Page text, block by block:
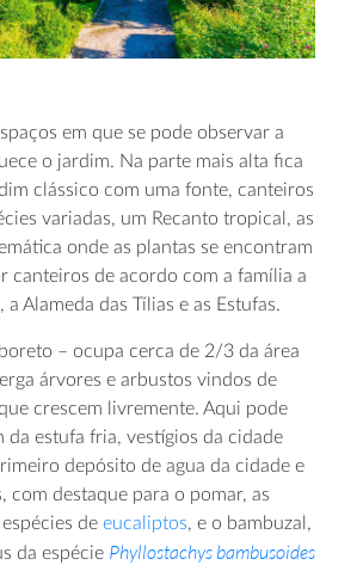
em que se pode observar a
o jardim. Na parte mais alta fica
clássico com uma fonte, canteiros
variadas, um Recanto tropical, as
onde as plantas se encontram
canteiros de acordo com a família a
Alameda das Tílias e as Estufas.
– ocupa cerca de 2/3 da área
árvores e arbustos vindos de
crescem livremente. Aqui pode
da estufa fria, vestígios da cidade
depósito de agua da cidade e
com destaque para o pomar, as
de eucaliptos, e o bambuzal,
da espécie Phyllostachys bambusoides